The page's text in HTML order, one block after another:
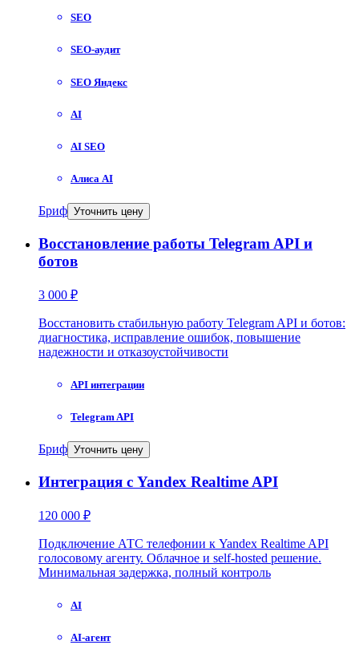
SEO
SEO-аудит
SEO Яндекс
AI
AI SEO
Алиса AI
Бриф Уточнить цену
Восстановление работы Telegram API и
ботов
3 000 ₽
Восстановить стабильную работу Telegram API и ботов:
диагностика, исправление ошибок, повышение
надежности и отказоустойчивости
API интеграции
Telegram API
Бриф Уточнить цену
Интеграция с Yandex Realtime API
120 000 ₽
Подключение АТС телефонии к Yandex Realtime API
голосовому агенту. Облачное и self-hosted решение.
Минимальная задержка, полный контроль
AI
AI-агент